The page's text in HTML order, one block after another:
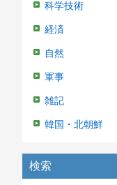
科学技術
経済
自然
軍事
雑記
韓国・北朝鮮
検索